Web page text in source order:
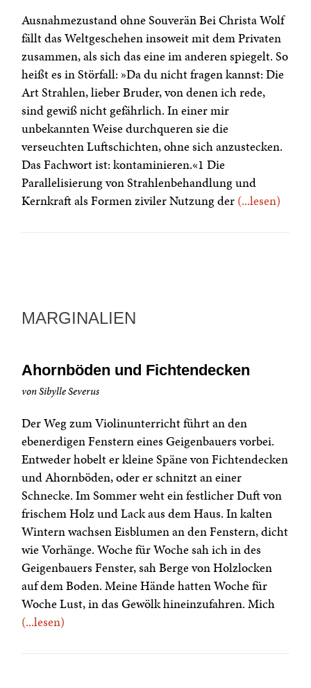
Ausnahmezustand ohne Souverän Bei Christa Wolf
fällt das Weltgeschehen insoweit mit dem Privaten
zusammen, als sich das eine im anderen spiegelt. So
heißt es in Störfall: »Da du nicht fragen kannst: Die
Art Strahlen, lieber Bruder, von denen ich rede,
sind gewiß nicht gefährlich. In einer mir
unbekannten Weise durchqueren sie die
verseuchten Luftschichten, ohne sich anzustecken.
Das Fachwort ist: kontaminieren.«1 Die
Parallelisierung von Strahlenbehandlung und
Kernkraft als Formen ziviler Nutzung der (...lesen)
MARGINALIEN
Ahornböden und Fichtendecken
von Sibylle Severus
Der Weg zum Violinunterricht führt an den
ebenerdigen Fenstern eines Geigenbauers vorbei.
Entweder hobelt er kleine Späne von Fichtendecken
und Ahornböden, oder er schnitzt an einer
Schnecke. Im Sommer weht ein festlicher Duft von
frischem Holz und Lack aus dem Haus. In kalten
Wintern wachsen Eisblumen an den Fenstern, dicht
wie Vorhänge. Woche für Woche sah ich in des
Geigenbauers Fenster, sah Berge von Holzlocken
auf dem Boden. Meine Hände hatten Woche für
Woche Lust, in das Gewölk hineinzufahren. Mich
(...lesen)